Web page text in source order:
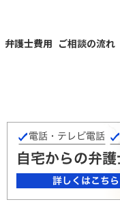
弁護士費用 ご相談の流れ